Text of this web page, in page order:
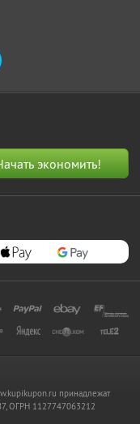
принадлежат
ОГРН 1127747063212